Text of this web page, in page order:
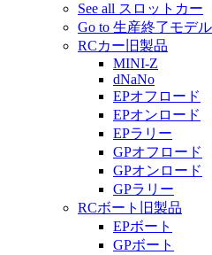
See all スロットカー
Go to 生産終了モデ
RCカー旧製品
MINI-Z
dNaNo
EPオフロード
EPオンロード
EPラリー
GPオフロード
GPオンロード
GPラリー
RCボート旧製品
EPボート
GPボート